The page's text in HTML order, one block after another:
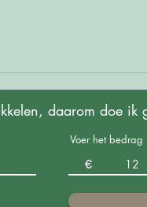
daarom doe ik
Voer het
€